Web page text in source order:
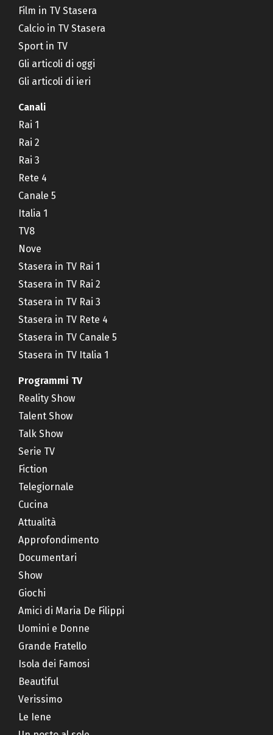
Film in TV Stasera
Calcio in TV Stasera
Sport in TV
Gli articoli di oggi
Gli articoli di ieri
Canali
Rai 1
Rai 2
Rai 3
Rete 4
Canale 5
Italia 1
TV8
Nove
Stasera in TV Rai 1
Stasera in TV Rai 2
Stasera in TV Rai 3
Stasera in TV Rete 4
Stasera in TV Canale 5
Stasera in TV Italia 1
Programmi TV
Reality Show
Talent Show
Talk Show
Serie TV
Fiction
Telegiornale
Cucina
Attualità
Approfondimento
Documentari
Show
Giochi
Amici di Maria De Filippi
Uomini e Donne
Grande Fratello
Isola dei Famosi
Beautiful
Verissimo
Le Iene